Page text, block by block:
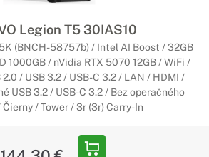
Legion T5 30IAS10
(BNCH-58757b) / Intel AI Boost / 32GB
1000GB / nVidia RTX 5070 12GB / WiFi /
2.0 / USB 3.2 / USB-C 3.2 / LAN / HDMI /
USB 3.2 / USB-C 3.2 / Bez operačného
/ Tower / 3r (3r) Carry-In